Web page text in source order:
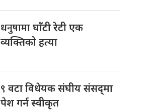
धनुषामाघाँटी रेटी एक
व्यक्तिको हत्या
९वटा विधेयक संघीय संसद्‌मा
पेश गर्न स्वीकृत